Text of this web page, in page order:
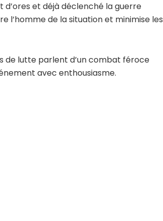
d’ores et déjà déclenché la guerre
l’homme de la situation et minimise les
de lutte parlent d’un combat féroce
avec enthousiasme.